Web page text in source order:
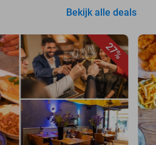
Bekijk alle deals
27%